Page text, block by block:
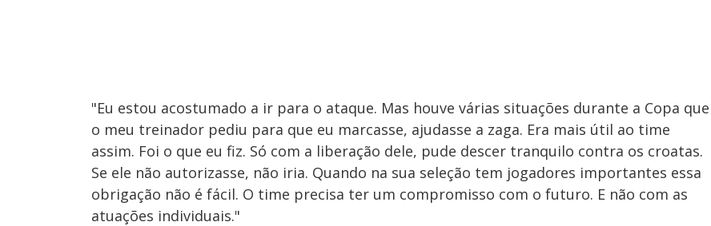
"Eu estou acostumado a ir para o ataque. Mas houve várias situações durante a Copa que
o meu treinador pediu para que eu marcasse, ajudasse a zaga. Era mais útil ao time
assim. Foi o que eu fiz. Só com a liberação dele, pude descer tranquilo contra os croatas.
Se ele não autorizasse, não iria. Quando na sua seleção tem jogadores importantes essa
obrigação não é fácil. O time precisa ter um compromisso com o futuro. E não com as
atuações individuais."